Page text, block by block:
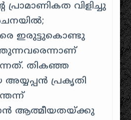
പ്രാമാണികത വിളിച്ചു
ഇരുട്ടുകൊണ്ടു
തികഞ്ഞ
പ്രകൃതി
ആത്മീയതയ്ക്കു